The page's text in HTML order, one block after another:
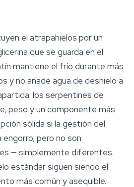
el atrapahielos por un
que se guarda en el
mantiene el frío durante más
y no añade agua de deshielo a
los serpentines de
peso y un componente más
sólida si la gestión del
pero no son
— simplemente diferentes.
estándar siguen siendo el
más común y asequible.